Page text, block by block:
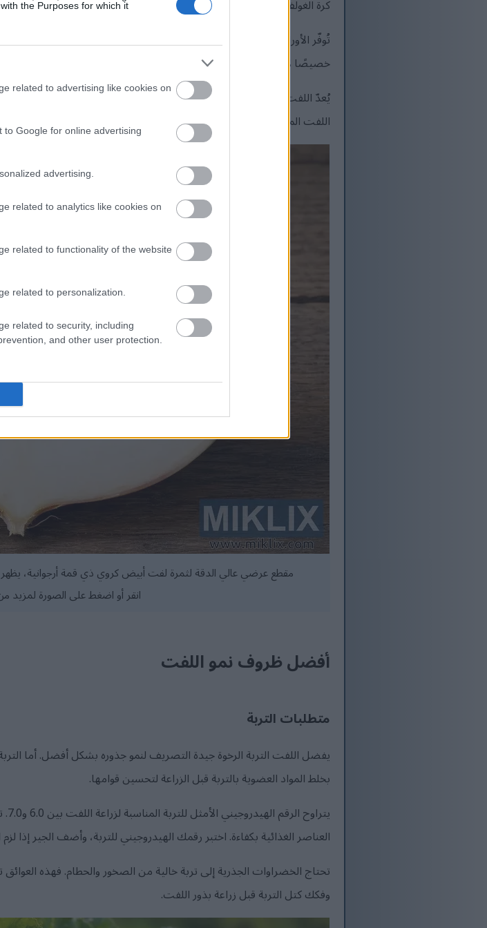
the Purposes for which it
related to advertising like cookies on
Google for online advertising
advertising.
related to analytics like cookies on
related to functionality of the website
related to personalization.
related to security, including
and other user protection.
كرة الغولف إلى حجم كرة البيسبول.
تُوفّر الأوراق الخضراء فيتامينات أكثر من الجذر نفسه. ويُشبه طعم هذه
خصيصًا لأوراقه الخضراء المغذية.
يُعدّ اللفت طبقًا جانبيًا ممتازًا عند تحميصه أو هرسه كالبطاطس. فهو يمتصّ
اللفت المحمّص إلى قائمة وجباتك في فصلي الخريف والشتاء.
مقطع عرضي عالي الدقة لثمرة لفت أبيض كروي ذي قمة أرجوانية،
انقر أو اضغط على الصورة لمزيد
أفضل ظروف نمو اللفت
متطلبات التربة
يفضل اللفت التربة الرخوة جيدة التصريف لنمو جذوره بشكل أفضل. أما
بخلط المواد العضوية بالتربة قبل الزراعة لتحسين قوامها.
العناصر الغذائية بكفاءة. اختبر رقمك الهيدروجيني للتربة، وأضف الجير إذا لزم
تحتاج الخضراوات الجذرية إلى تربة خالية من الصخور والحطام. فهذه
وفكك كتل التربة قبل زراعة بذور اللفت.